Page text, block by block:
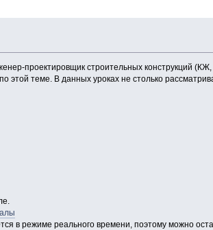
проектировщик строительных конструкций
этой теме. В данных уроках не столько
в режиме реального времени, поэтому можно